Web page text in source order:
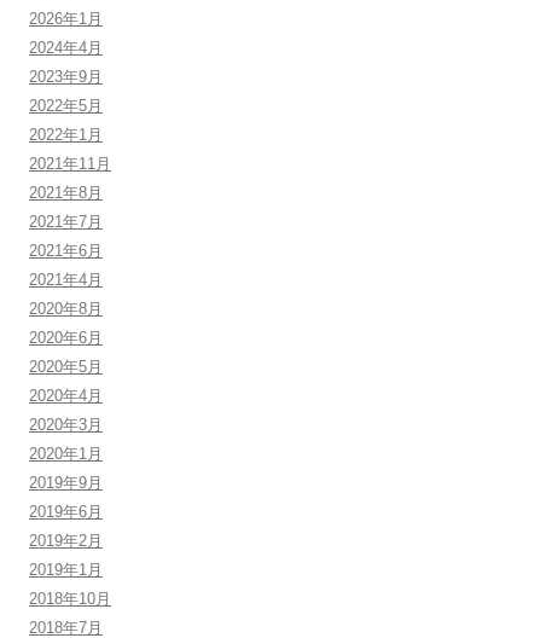
2026年1月
2024年4月
2023年9月
2022年5月
2022年1月
2021年11月
2021年8月
2021年7月
2021年6月
2021年4月
2020年8月
2020年6月
2020年5月
2020年4月
2020年3月
2020年1月
2019年9月
2019年6月
2019年2月
2019年1月
2018年10月
2018年7月